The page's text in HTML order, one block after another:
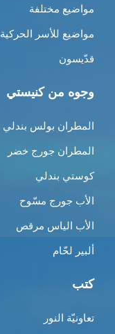
مواضيع مختلفة
مواضيع للأسر الحركية
قدّيسون
وجوه من كنيستي
المطران بولس بندلي
المطران جورج خضر
كوستي بندلي
الأب جورج مسّوح
الأب الياس مرقص
ألبير لحّام
كتب
تعاونيّة النور